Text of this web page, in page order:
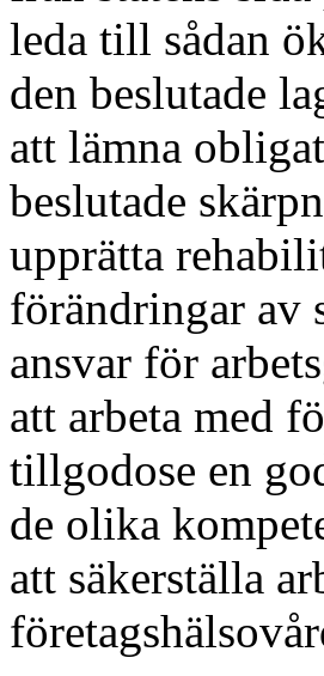
leda till sådan
den beslutade
att lämna
beslutade
upprätta
förändringar av
ansvar för
att arbeta med
tillgodose en
de olika
att säkerställa